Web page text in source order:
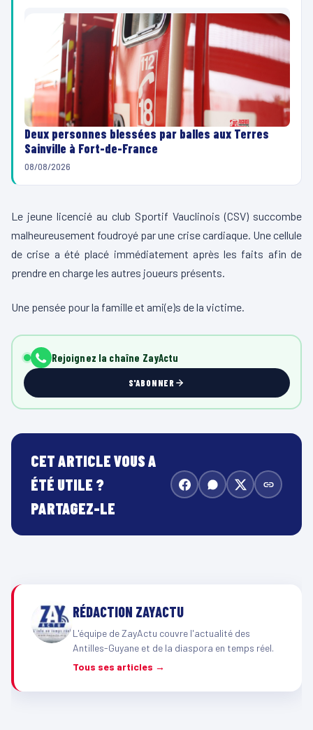
Deux personnes blessées par balles aux Terres
Sainville à Fort-de-France
08/08/2026
Le jeune licencié au club Sportif Vauclinois (CSV) succombe
malheureusement foudroyé par une crise cardiaque. Une cellule
de crise a été placé immédiatement après les faits afin de
prendre en charge les autres joueurs présents.
Une pensée pour la famille et ami(e)s de la victime.
Rejoignez la chaîne ZayActu
S'ABONNER
CET ARTICLE VOUS A
ÉTÉ UTILE ?
PARTAGEZ-LE
RÉDACTION ZAYACTU
L'équipe de ZayActu couvre l'actualité des
Antilles-Guyane et de la diaspora en temps réel.
Tous ses articles →